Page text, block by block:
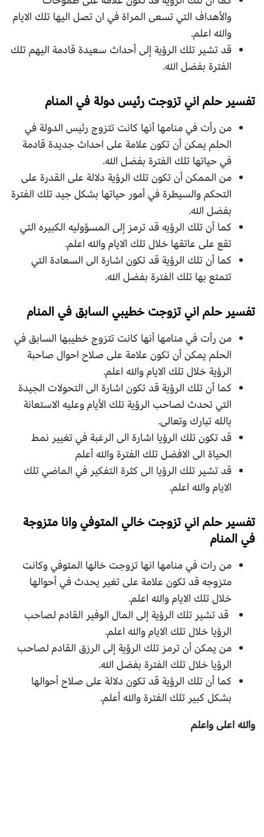
والأهداف التي تسعى المراة في ان تصل اليها تلك الايام
والله اعلم.
قد تشير تلك الرؤية إلى أحداث سعيدة قادمة اليهم تلك
الفترة بفضل الله.
تفسير حلم اني تزوجت رئيس دولة في المنام
من رأت في منامها أنها كانت تتزوج رئيس الدولة في
الحلم يمكن أن تكون علامة على احداث جديدة قادمة
في حياتها تلك الفترة بفضل الله.
من الممكن أن تكون تلك الرؤية دلالة على القدرة على
التحكم والسيطرة في أمور حياتها بشكل جيد تلك الفترة
بفضل الله.
كما أن تلك الرؤيه قد ترمز إلى المسؤوليه الكبيره التي
تقع على عاتقها خلال تلك الايام والله اعلم.
كما أن تلك الرؤية قد تكون اشارة الى السعادة التي
تتمتع بها تلك الفترة بفضل الله.
تفسير حلم اني تزوجت خطيبي السابق في المنام
من رأت في منامها أنها كانت تتزوج خطيبها السابق في
الحلم يمكن أن تكون علامة على صلاح احوال صاحبة
الرؤية خلال تلك الايام والله اعلم.
كما أن تلك الرؤية قد تكون اشارة الى التحولات الجيدة
التي تحدث لصاحب الرؤية تلك الأيام وعليه الاستعانة
بالله تبارك وتعالى.
قد تكون تلك الرؤيا اشارة الى الرغبة في تغيير نمط
الحياة الى الافضل تلك الفترة والله أعلم
قد تشير تلك الرؤيا الى كثرة التفكير في الماضي تلك
الايام والله اعلم.
تفسير حلم اني تزوجت خالي المتوفي وانا متزوجة
في المنام
من رات في منامها انها تزوجت خالها المتوفي وكانت
متزوجه قد تكون علامة على تغير يحدث في أحوالها
خلال تلك الايام والله اعلم.
قد تشير تلك الرؤية إلى المال الوفير القادم لصاحب
الرؤيا خلال تلك الايام والله اعلم.
من يمكن أن ترمز تلك الرؤية إلى الرزق القادم لصاحب
الرؤيا خلال تلك الفترة بفضل الله.
كما أن تلك الرؤية قد تكون دلالة على صلاح أحوالها
بشكل كبير تلك الفترة والله أعلم.
والله اعلى واعلم